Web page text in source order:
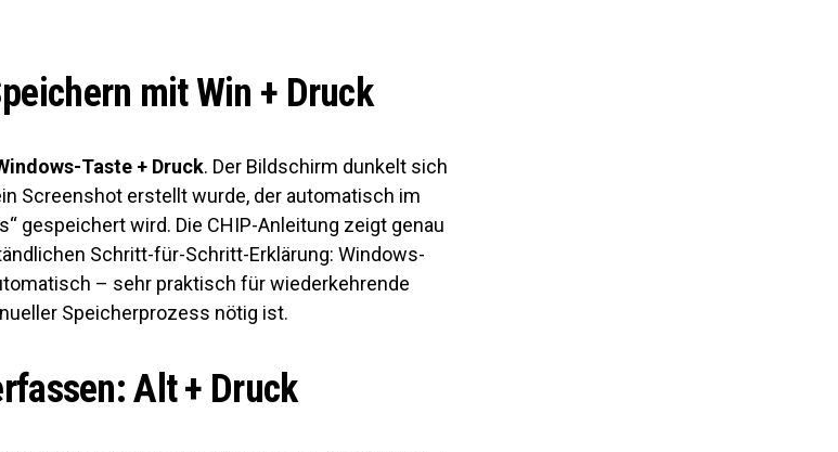
mit Win + Druck
Taste + Druck. Der Bildschirm dunkelt sich
Screenshot erstellt wurde, der automatisch im
gespeichert wird. Die CHIP-Anleitung zeigt genau
Schritt-für-Schritt-Erklärung: Windows-
– sehr praktisch für wiederkehrende
Speicherprozess nötig ist.
Alt + Druck